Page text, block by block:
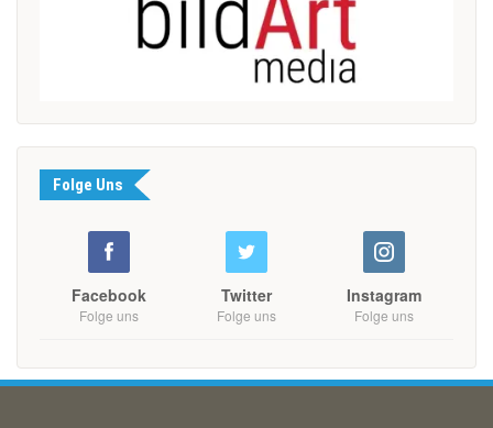
Folge Uns
Facebook
Folge uns
Twitter
Folge uns
Instagram
Folge uns